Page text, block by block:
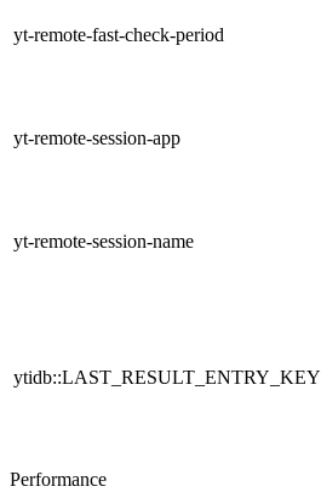
yt-remote-fast-check-period
yt-remote-session-app
yt-remote-session-name
ytidb::LAST_RESULT_ENTRY_KEY
Performance